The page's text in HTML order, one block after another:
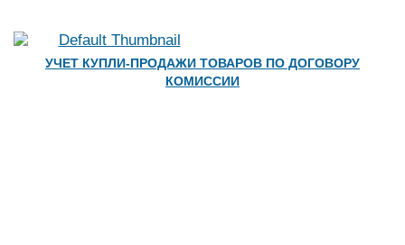
УЧЕТ КУПЛИ-ПРОДАЖИ ТОВАРОВ ПО ДОГОВОРУ
КОМИССИИ